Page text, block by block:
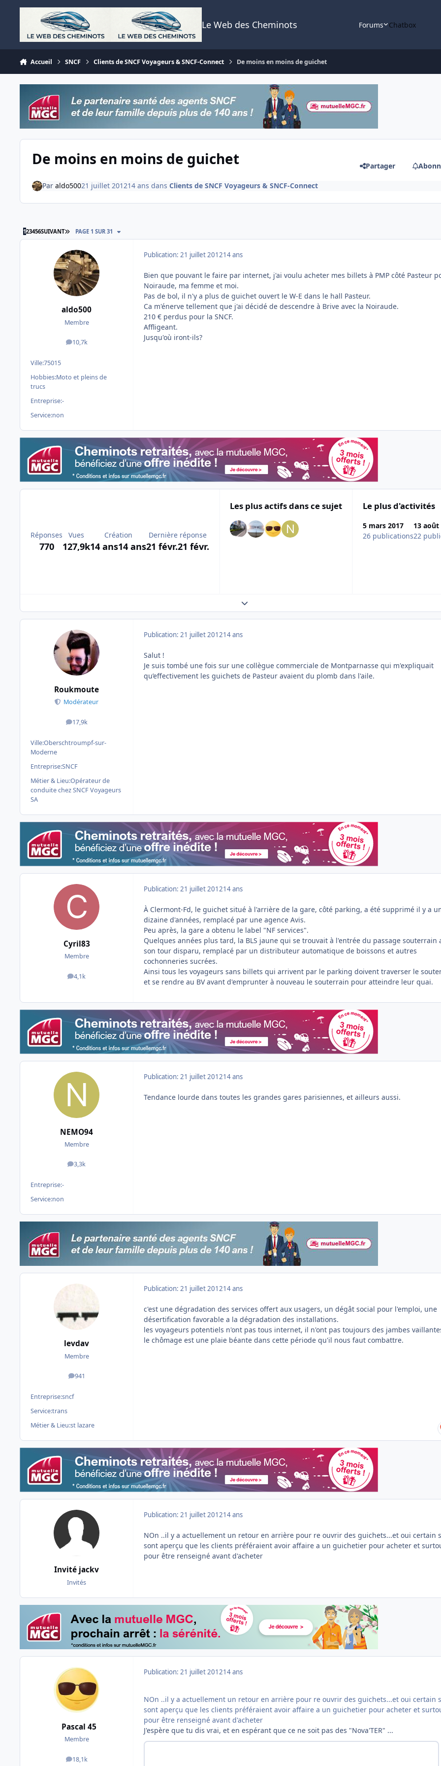
Aller au contenu
Le Web des Cheminots Forums Chatbox
Accueil SNCF Clients de SNCF Voyageurs & SNCF-Connect De moins en moins de guichet
De moins en moins de guichet Partager
Par aldo50021 juillet 201214 ans dans Clients de SNCF Voyageurs & SNCF-Connect
123456SUIVANT DERNIÈRE PAGE
PAGE 1 SUR 31
aldo500
Membre
10,7k
messages
Ville:75015
Hobbies:Moto et pleins de
trucs
Entreprise:-
Service:non
Publication: 21 juillet 201214 ans
Bien que pouvant le faire par internet, j'ai voulu acheter mes billets à PMP côté Pasteur
Noiraude, ma femme et moi.
Pas de bol, il n'y a plus de guichet ouvert le W-E dans le hall Pasteur.
Ca m'énerve tellement que j'ai décidé de descendre à Brive avec la Noiraude.
210 € perdus pour la SNCF.
Affligeant.
Jusqu'où iront-ils?
Réponses
770
Vues
127,9k
Création
14 ans14 ans
Dernière réponse
21 févr.21 févr.
Les plus actifs dans ce sujet Le plus d'activités
5 mars 2017
26 publications
13 août
22
Expand topic overview
Roukmoute
Modérateur
17,9k
messages
Ville:Oberschtroumpf-sur-
Moderne
Entreprise:SNCF
Métier & Lieu:Opérateur de
conduite chez SNCF Voyageurs
SA
Publication: 21 juillet 201214 ans
Salut !
Je suis tombé une fois sur une collègue commerciale de Montparnasse qui m'expliquait
qu’effectivement les guichets de Pasteur avaient du plomb dans l'aile.
Cyril83
Membre
4,1k
messages
Publication: 21 juillet 201214 ans
À Clermont-Fd, le guichet situé à l'arrière de la gare, côté parking, a été supprimé il y a
dizaine d'années, remplacé par une agence Avis.
Peu après, la gare a obtenu le label "NF services".
Quelques années plus tard, la BLS jaune qui se trouvait à l'entrée du passage souterrain
son tour disparu, remplacé par un distributeur automatique de boissons et autres
cochonneries sucrées.
Ainsi tous les voyageurs sans billets qui arrivent par le parking doivent traverser le
et se rendre au BV avant d'emprunter à nouveau le souterrain pour atteindre leur quai.
NEMO94
Membre
3,3k
messages
Entreprise:-
Service:non
Publication: 21 juillet 201214 ans
Tendance lourde dans toutes les grandes gares parisiennes, et ailleurs aussi.
levdav
Membre
941
messages
Entreprise:sncf
Service:trans
Métier & Lieu:st lazare
Publication: 21 juillet 201214 ans
c'est une dégradation des services offert aux usagers, un dégât social pour l'emploi, une
désertification favorable a la dégradation des installations.
les voyageurs potentiels n'ont pas tous internet, il n'ont pas toujours des jambes
le chômage est une plaie béante dans cette période qu'il nous faut combattre.
Invité jackv
Invités
Publication: 21 juillet 201214 ans
NOn ..il y a actuellement un retour en arrière pour re ouvrir des guichets...et oui certain
sont aperçu que les clients préféraient avoir affaire a un guichetier pour acheter et
pour être renseigné avant d'acheter
Pascal 45
Membre
18,1k
messages
Publication: 21 juillet 201214 ans
NOn ..il y a actuellement un retour en arrière pour re ouvrir des guichets...et oui certain
sont aperçu que les clients préféraient avoir affaire a un guichetier pour acheter et
pour être renseigné avant d'acheter
J'espère que tu dis vrai, et en espérant que ce ne soit pas des "Nova'TER" ...